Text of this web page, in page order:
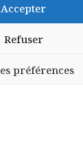
Accepter
Refuser
préférences